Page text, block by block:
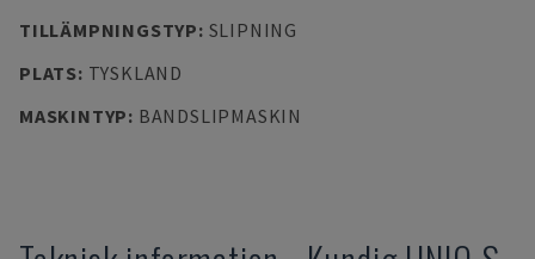
TILLÄMPNINGSTYP: SLIPNING
PLATS: TYSKLAND
MASKINTYP: BANDSLIPMASKIN